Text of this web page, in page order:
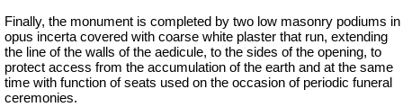
Finally, the monument is completed by two low masonry podiums in
opus incerta covered with coarse white plaster that run, extending
the line of the walls of the aedicule, to the sides of the opening, to
protect access from the accumulation of the earth and at the same
time with function of seats used on the occasion of periodic funeral
ceremonies.